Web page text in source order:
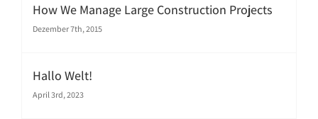
How We Manage Large Construction Projects
Dezember 7th, 2015
Hallo Welt!
April 3rd, 2023